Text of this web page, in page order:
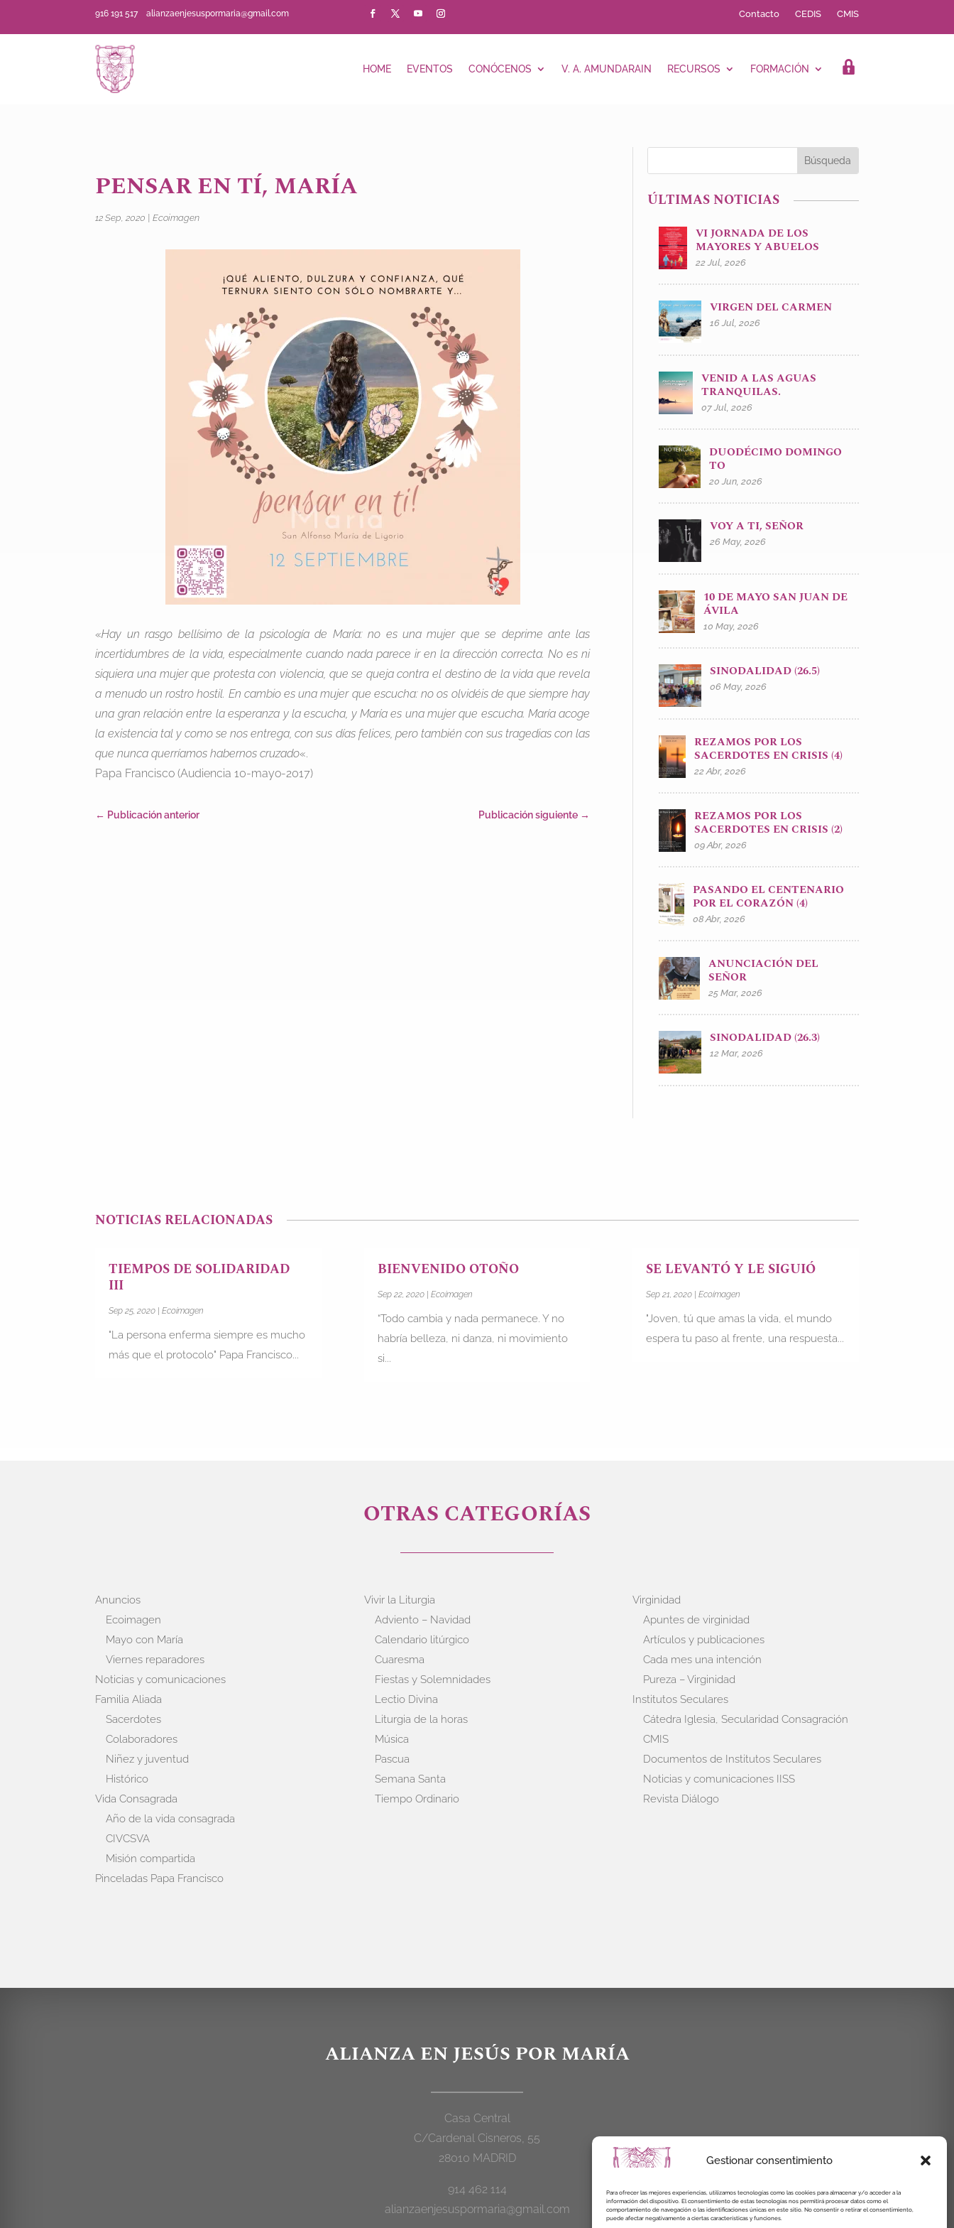
Gestionar consentimiento
Para ofrecer las mejores experiencias, utilizamos tecnologías como las cookies para almacenar y/o acceder a la
información del dispositivo. El consentimiento de estas tecnologías nos permitirá procesar datos como el
comportamiento de navegación o las identificaciones únicas en este sitio. No consentir o retirar el consentimiento,
puede afectar negativamente a ciertas características y funciones.
916 191 517alianzaenjesuspormaria@gmail.com Contacto CEDIS CMIS
HOME EVENTOS CONÓCENOS V. A. AMUNDARAIN RECURSOS FORMACIÓN LOGIN
PENSAR EN TÍ, MARÍA
12 Sep, 2020 |Ecoimagen
«Hay un rasgo bellísimo de la psicología de María: no es una mujer que se deprime ante las
incertidumbres de la vida, especialmente cuando nada parece ir en la dirección correcta. No es ni
siquiera una mujer que protesta con violencia, que se queja contra el destino de la vida que revela
a menudo un rostro hostil. En cambio es una mujer que escucha: no os olvidéis de que siempre hay
una gran relación entre la esperanza y la escucha, y María es una mujer que escucha. María acoge
la existencia tal y como se nos entrega, con sus días felices, pero también con sus tragedias con las
que nunca querríamos habernos cruzado«.
Papa Francisco (Audiencia 10-mayo-2017)
← Publicación anterior Publicación siguiente →
ÚLTIMAS NOTICIAS
VI JORNADA DE LOS
MAYORES Y ABUELOS
22 Jul, 2026
VIRGEN DEL CARMEN
16 Jul, 2026
VENID A LAS AGUAS
TRANQUILAS.
07 Jul, 2026
DUODÉCIMO DOMINGO
TO
20 Jun, 2026
VOY A TI, SEÑOR
26 May, 2026
10 DE MAYO SAN JUAN DE
ÁVILA
10 May, 2026
SINODALIDAD (26.5)
06 May, 2026
REZAMOS POR LOS
SACERDOTES EN CRISIS (4)
22 Abr, 2026
REZAMOS POR LOS
SACERDOTES EN CRISIS (2)
09 Abr, 2026
PASANDO EL CENTENARIO
POR EL CORAZÓN (4)
08 Abr, 2026
ANUNCIACIÓN DEL
SEÑOR
25 Mar, 2026
SINODALIDAD (26.3)
12 Mar, 2026
NOTICIAS RELACIONADAS
TIEMPOS DE SOLIDARIDAD
III
Sep 25, 2020 |Ecoimagen
"La persona enferma siempre es mucho
más que el protocolo" Papa Francisco...
BIENVENIDO OTOÑO
Sep 22, 2020| Ecoimagen
“Todo cambia y nada permanece. Y no
habría belleza, ni danza, ni movimiento
si...
SE LEVANTÓ Y LE SIGUIÓ
Sep 21, 2020| Ecoimagen
"Joven, tú que amas la vida, el mundo
espera tu paso al frente, una respuesta...
OTRAS CATEGORÍAS
Anuncios
Ecoimagen
Mayo con María
Viernes reparadores
Noticias y comunicaciones
Familia Aliada
Sacerdotes
Colaboradores
Niñez y juventud
Histórico
Vida Consagrada
Año de la vida consagrada
CIVCSVA
Misión compartida
Pinceladas Papa Francisco
Vivir la Liturgia
Adviento – Navidad
Calendario litúrgico
Cuaresma
Fiestas y Solemnidades
Lectio Divina
Liturgia de la horas
Música
Pascua
Semana Santa
Tiempo Ordinario
Virginidad
Apuntes de virginidad
Artículos y publicaciones
Cada mes una intención
Pureza – Virginidad
Institutos Seculares
Cátedra Iglesia, Secularidad Consagración
CMIS
Documentos de Institutos Seculares
Noticias y comunicaciones IISS
Revista Diálogo
ALIANZA EN JESÚS POR MARÍA
Casa Central
C/Cardenal Cisneros, 55
28010 MADRID
914 462 114
alianzaenjesuspormaria@gmail.com